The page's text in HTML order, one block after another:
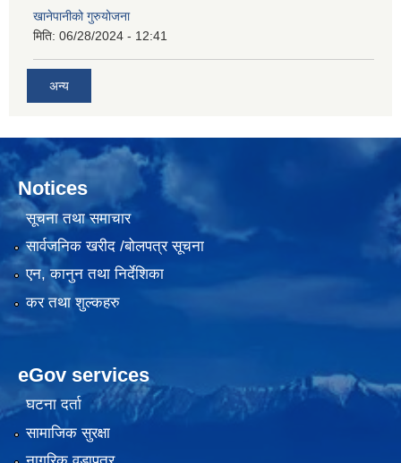
खानेपानीको गुरुयोजना
मिति: 06/28/2024 - 12:41
अन्य
Notices
सूचना तथा समाचार
सार्वजनिक खरीद /बोलपत्र सूचना
एन, कानुन तथा निर्देशिका
कर तथा शुल्कहरु
eGov services
घटना दर्ता
सामाजिक सुरक्षा